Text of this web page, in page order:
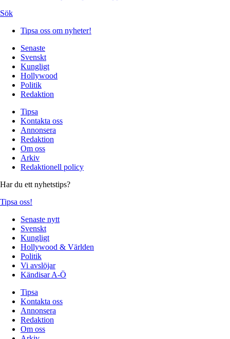
Sök
Tipsa oss om nyheter!
Senaste
Svenskt
Kungligt
Hollywood
Politik
Redaktion
Tipsa
Kontakta oss
Annonsera
Redaktion
Om oss
Arkiv
Redaktionell policy
Har du ett nyhetstips?
Tipsa oss!
Senaste nytt
Svenskt
Kungligt
Hollywood & Världen
Politik
Vi avslöjar
Kändisar A-Ö
Tipsa
Kontakta oss
Annonsera
Redaktion
Om oss